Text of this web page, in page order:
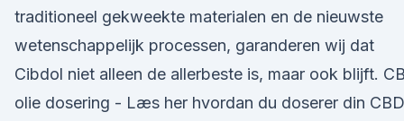
traditioneel gekweekte materialen en de nieuwste
wetenschappelijk processen, garanderen wij dat
Cibdol niet alleen de allerbeste is, maar ook blijft.
olie dosering - Læs her hvordan du doserer din CBD